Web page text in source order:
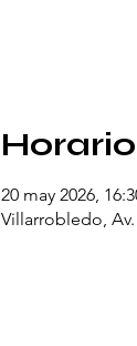
20 may 2026,
Villarrobledo,